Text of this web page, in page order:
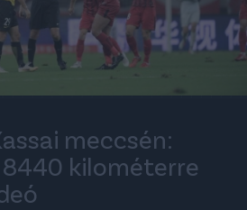
meccsén:
kilométerre